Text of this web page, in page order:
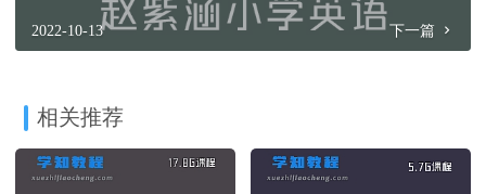
2022-10-13 下一篇
相关推荐